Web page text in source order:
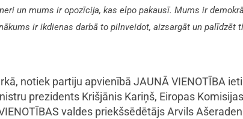
un mums ir opozīcija, kas elpo pakausī. Mums ir
ir ikdienas darbā to pilnveidot, aizsargāt un palīdzēt
notiek partiju apvienībā JAUNĀ VIENOTĪBA
prezidents Krišjānis Kariņš, Eiropas
valdes priekšsēdētājs Arvils